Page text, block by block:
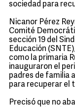
sociedad para
Nicanor Pérez
Comité
sección 19 del
Educación
como la primaria
inauguraron el
padres de familia
para recuperar el
Precisó que no